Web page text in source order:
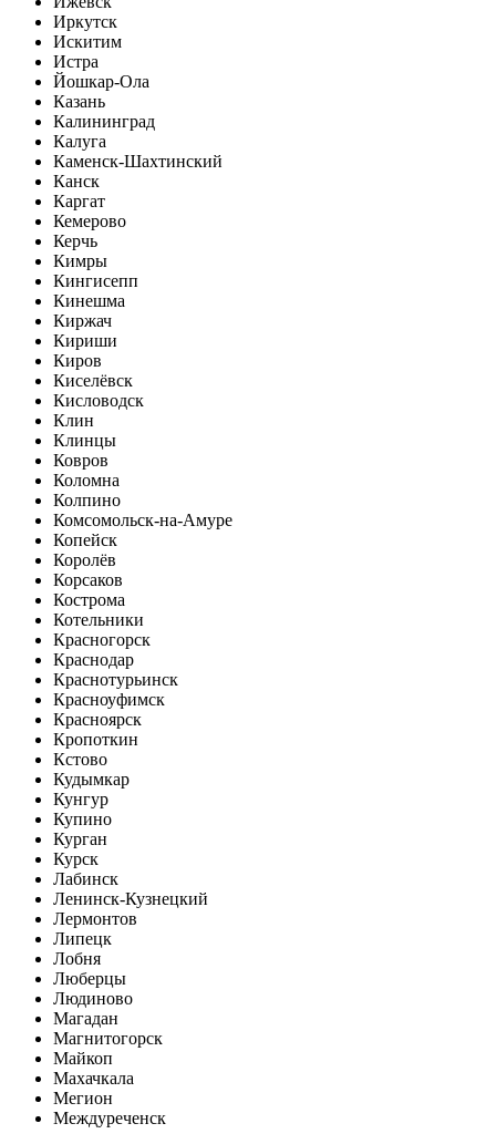
Иркутск
Искитим
Истра
Йошкар-Ола
Казань
Калининград
Калуга
Каменск-Шахтинский
Канск
Каргат
Кемерово
Керчь
Кимры
Кингисепп
Кинешма
Киржач
Кириши
Киров
Киселёвск
Кисловодск
Клин
Клинцы
Ковров
Коломна
Колпино
Комсомольск-на-Амуре
Копейск
Королёв
Корсаков
Кострома
Котельники
Красногорск
Краснодар
Краснотурьинск
Красноуфимск
Красноярск
Кропоткин
Кстово
Кудымкар
Кунгур
Купино
Курган
Курск
Лабинск
Ленинск-Кузнецкий
Лермонтов
Липецк
Лобня
Люберцы
Людиново
Магадан
Магнитогорск
Майкоп
Махачкала
Мегион
Междуреченск